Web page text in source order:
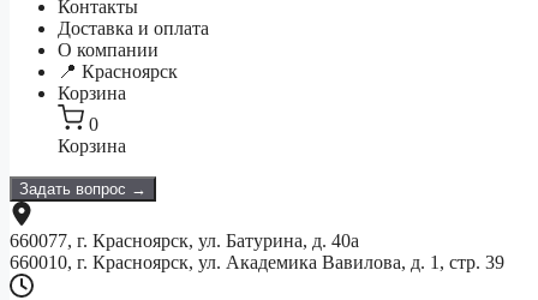
Контакты
Доставка и оплата
О компании
📍 Красноярск
Корзина
0
Корзина
Задать вопрос →
660077, г. Красноярск, ул. Батурина, д. 40а
660010, г. Красноярск, ул. Академика Вавилова, д. 1, стр. 39